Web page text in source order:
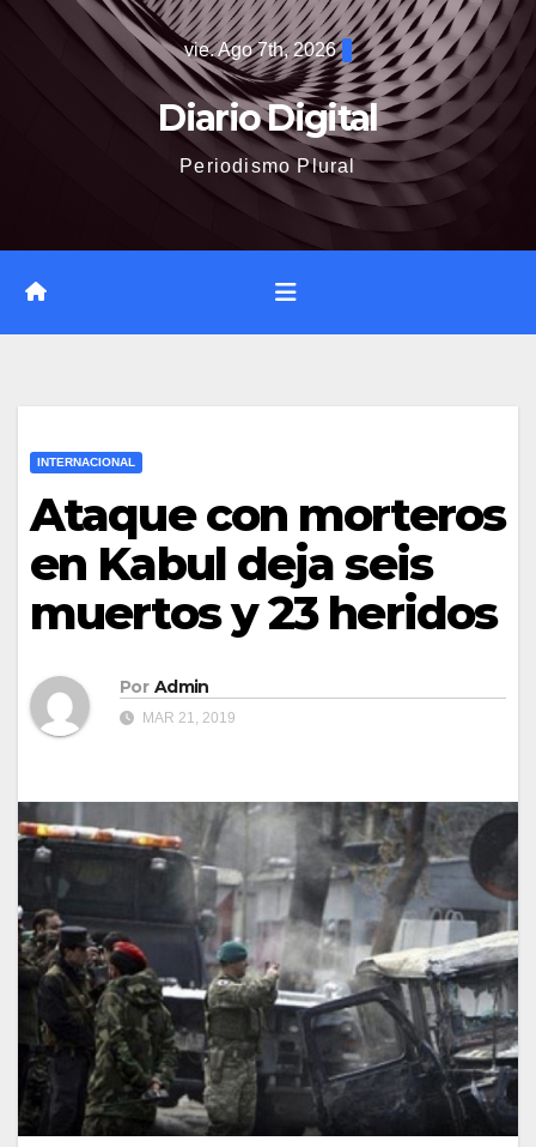
vie. Ago 7th, 2026
Diario Digital
Periodismo Plural
INTERNACIONAL
Ataque con morteros
en Kabul deja seis
muertos y 23 heridos
Por Admin
MAR 21, 2019